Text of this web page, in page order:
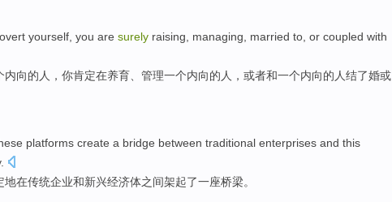
yourself, you are surely raising managing married to, or coupled with
内向的人，你肯定在养育 管理一个内向的人， 或者和一个内向的人结了婚或
platforms create a bridge between traditional enterprises and this
.
地在传统企业和新兴经济体之间架起了一座桥梁。